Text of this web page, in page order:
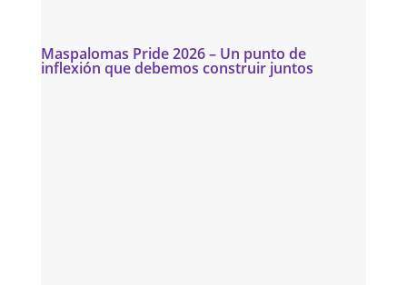
Maspalomas Pride 2026 – Un punto de
inflexión que debemos construir juntos